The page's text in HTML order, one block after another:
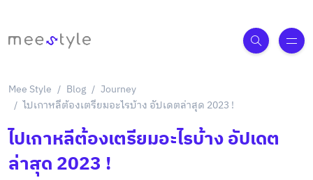
Mee Style Blog
Journey
ไปเกาหลีต้องเตรียมอะไรบ้าง อัปเดตล่าสุด 2023 !
ไปเกาหลีต้องเตรียมอะไรบ้าง อัปเดต
ล่าสุด 2023 !